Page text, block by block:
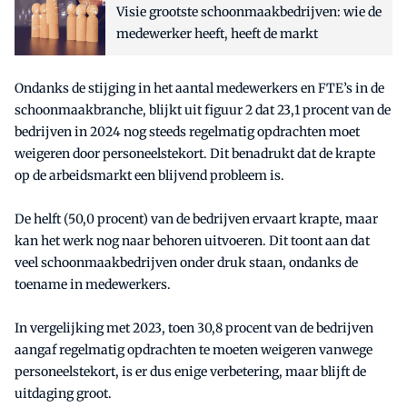
Visie grootste schoonmaakbedrijven: wie de
medewerker heeft, heeft de markt
Ondanks de stijging in het aantal medewerkers en FTE’s in de
schoonmaakbranche, blijkt uit figuur 2 dat 23,1 procent van de
bedrijven in 2024 nog steeds regelmatig opdrachten moet
weigeren door personeelstekort. Dit benadrukt dat de krapte
op de arbeidsmarkt een blijvend probleem is.
De helft (50,0 procent) van de bedrijven ervaart krapte, maar
kan het werk nog naar behoren uitvoeren. Dit toont aan dat
veel schoonmaakbedrijven onder druk staan, ondanks de
toename in medewerkers.
In vergelijking met 2023, toen 30,8 procent van de bedrijven
aangaf regelmatig opdrachten te moeten weigeren vanwege
personeelstekort, is er dus enige verbetering, maar blijft de
uitdaging groot.